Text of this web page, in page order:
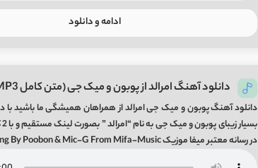
ادامه و دانلود
دانلود آهنگ امرالد از پوبون و میک جی (متن کامل MP3)
دانلود آهنگ پوبون و میک جی امرالد از همراهان همیشگی ما باشید با
در رسانه معتبر میفا موزیک Emerald Song By Poobon & Mic-G From Mifa-Music